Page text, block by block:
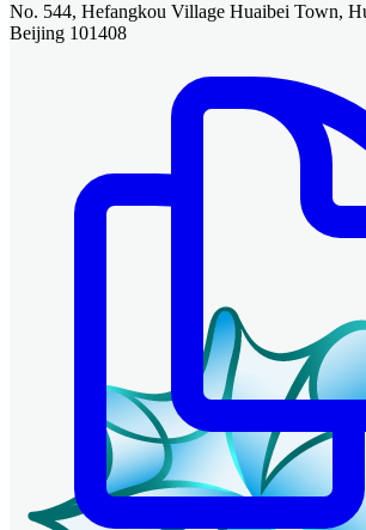
No. 544, Hefangkou Village Huaibei Town,
Beijing 101408